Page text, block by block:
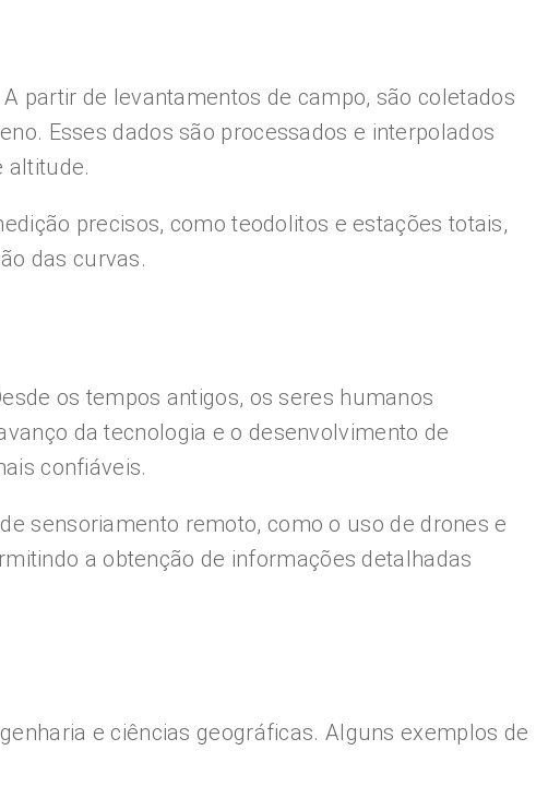
partir de levantamentos de campo, são coletados
Esses dados são processados e interpolados
altitude.
precisos, como teodolitos e estações totais,
das curvas.
os tempos antigos, os seres humanos
da tecnologia e o desenvolvimento de
confiáveis.
sensoriamento remoto, como o uso de drones e
a obtenção de informações detalhadas
e ciências geográficas. Alguns exemplos de